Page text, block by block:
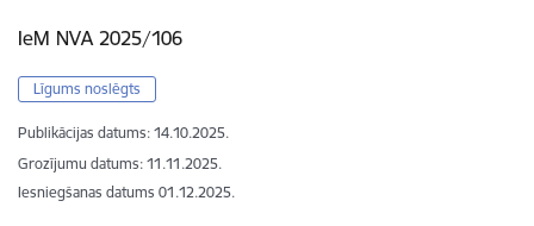
IeM NVA 2025/106
Līgums noslēgts
Publikācijas datums: 14.10.2025.
Grozījumu datums: 11.11.2025.
Iesniegšanas datums 01.12.2025.